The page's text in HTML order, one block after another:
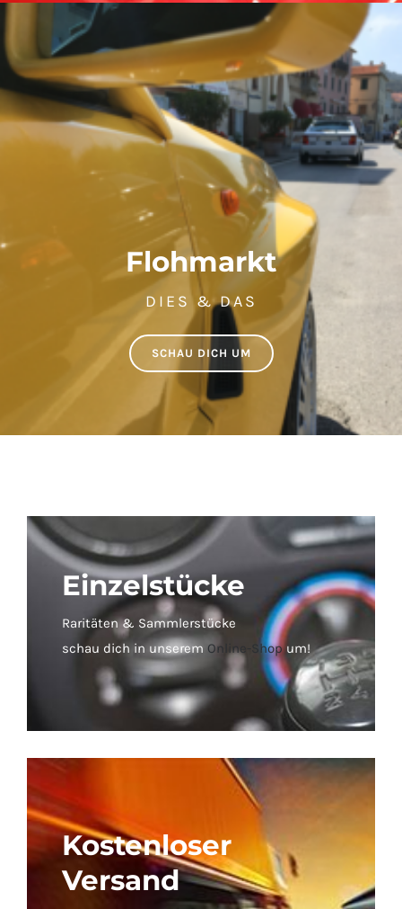
Flohmarkt
DIES & DAS
SCHAU DICH UM
Einzelstücke
Raritäten & Sammlerstücke
schau dich in unserem Online-Shopum!
Kostenloser
Versand